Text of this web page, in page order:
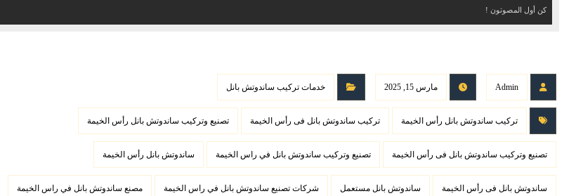
كن أول المصوتون !
Admin مارس 15, 2025 خدمات تركيب ساندوتش بانل
تركيب ساندوتش بانل رأس الخيمة تركيب ساندوتش بانل فى رأس الخيمة تصنيع وتركيب ساندوتش بانل رأس الخيمة
تصنيع وتركيب ساندوتش بانل فى رأس الخيمة تصنيع وتركيب ساندوتش بانل في راس الخيمة ساندوتش بانل رأس الخيمة
ساندوتش بانل فى رأس الخيمة ساندوتش بانل مستعمل شركات تصنيع ساندوتش بانل في راس الخيمة مصنع ساندوتش بانل في راس الخيمة